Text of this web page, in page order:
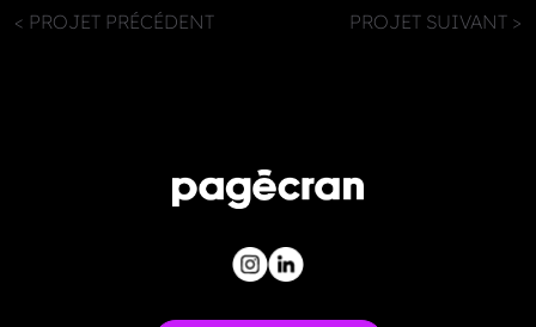
< PROJET PRÉCÉDENT PROJET SUIVANT >